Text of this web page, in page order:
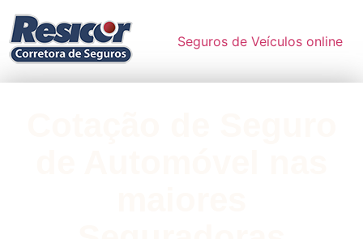
Seguros de Veículos online